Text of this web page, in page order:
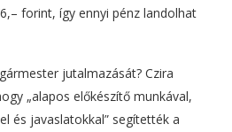
forint, így ennyi pénz landolhat
jutalmazását? Czira
„alapos előkészítő munkával,
és javaslatokkal” segítették a